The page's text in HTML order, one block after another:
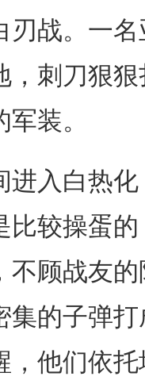
刃战。一
，刺刀狠
装。
入白热化
比较操蛋
不顾战友
集的子弹
，他们依